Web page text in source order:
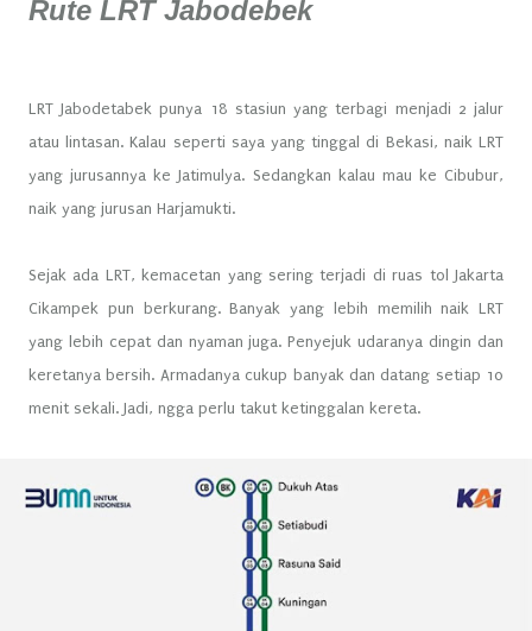
Rute LRT Jabodebek
LRT Jabodetabek punya 18 stasiun yang terbagi menjadi 2 jalur
atau lintasan. Kalau seperti saya yang tinggal di Bekasi, naik LRT
yang jurusannya ke Jatimulya. Sedangkan kalau mau ke Cibubur,
naik yang jurusan Harjamukti.
Sejak ada LRT, kemacetan yang sering terjadi di ruas tol Jakarta
Cikampek pun berkurang. Banyak yang lebih memilih naik LRT
yang lebih cepat dan nyaman juga. Penyejuk udaranya dingin dan
keretanya bersih. Armadanya cukup banyak dan datang setiap 10
menit sekali. Jadi, ngga perlu takut ketinggalan kereta.